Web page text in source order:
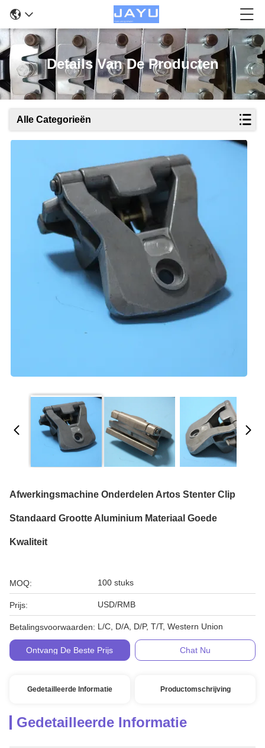
Details Van De Producten
Alle Categorieën
Afwerkingsmachine Onderdelen Artos Stenter Clip
Standaard Grootte Aluminium Materiaal Goede
Kwaliteit
MOQ: 100 stuks
Prijs: USD/RMB
Betalingsvoorwaarden: L/C, D/A, D/P, T/T, Western Union
Ontvang De Beste Prijs Chat Nu
Gedetailleerde Informatie Productomschrijving
Gedetailleerde Informatie